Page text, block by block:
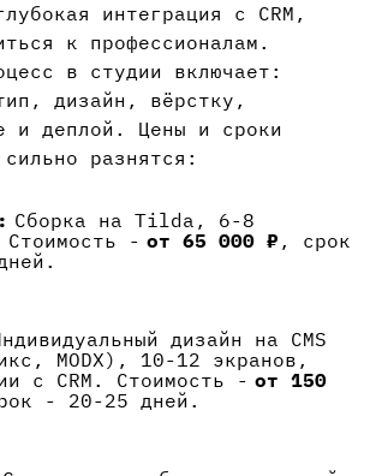
интеграция с CRM,
к профессионалам.
в студии включает:
дизайн, вёрстку,
и деплой. Цены и сроки
разнятся:
Сборка на Tilda, 6-8
- от 65 000 ₽ , срок
дизайн на CMS
MODX), 10-12 экранов,
с CRM. Стоимость - от 150
- 20-25 дней.